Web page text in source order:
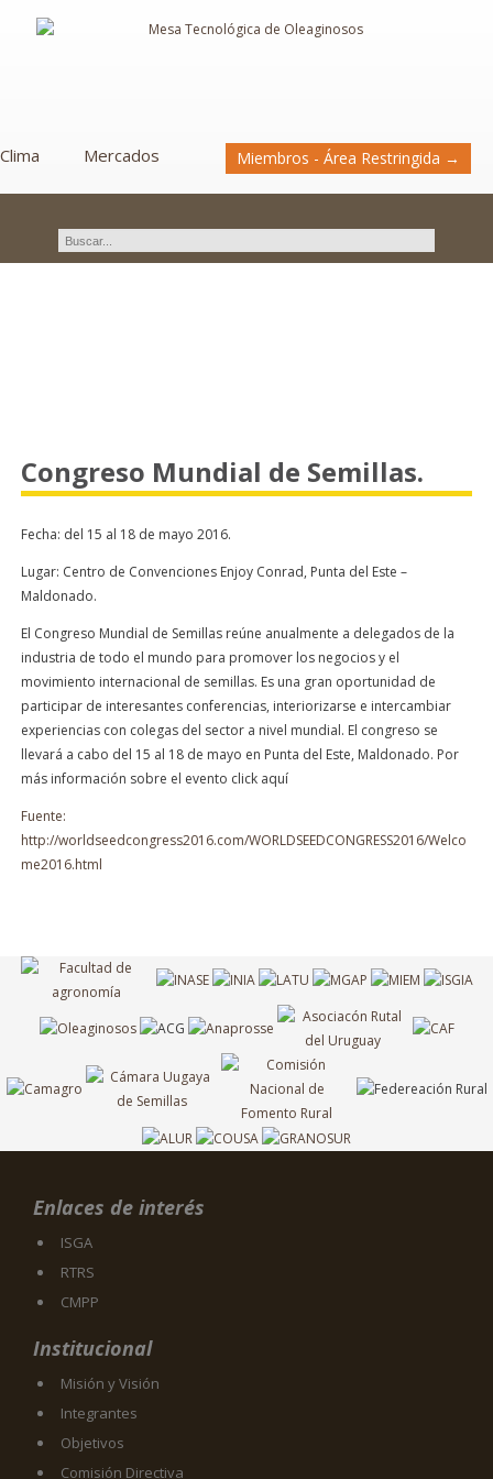
Clima Mercados Miembros - Área Restringida →
Congreso Mundial de Semillas.
Fecha: del 15 al 18 de mayo 2016.
Lugar: Centro de Convenciones Enjoy Conrad, Punta del Este –
Maldonado.
El Congreso Mundial de Semillas reúne anualmente a delegados de la
industria de todo el mundo para promover los negocios y el
movimiento internacional de semillas. Es una gran oportunidad de
participar de interesantes conferencias, interiorizarse e intercambiar
experiencias con colegas del sector a nivel mundial. El congreso se
llevará a cabo del 15 al 18 de mayo en Punta del Este, Maldonado. Por
más información sobre el evento click aquí
Fuente:
http://worldseedcongress2016.com/WORLDSEEDCONGRESS2016/Welco
me2016.html
Enlaces de interés
ISGA
RTRS
CMPP
Institucional
Misión y Visión
Integrantes
Objetivos
Comisión Directiva